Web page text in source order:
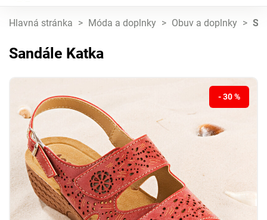
Hlavná stránka > Móda a doplnky > Obuv a doplnky >
Sandále Katka
- 30 %